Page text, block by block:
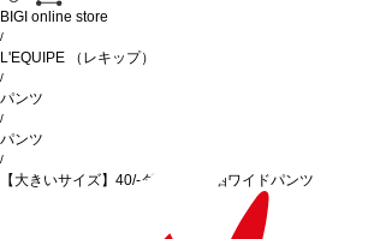
BIGI online store
/
L'EQUIPE （レキップ）
/
パンツ
/
パンツ
/
【大きいサイズ】40/-ダンプ近江晒ワイドパンツ